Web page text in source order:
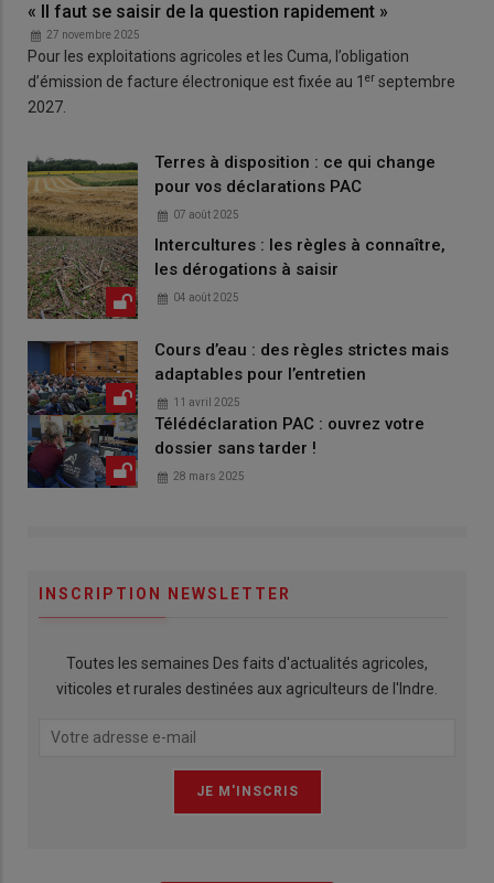
« Il faut se saisir de la question rapidement »
27 novembre 2025
Pour les exploitations agricoles et les Cuma, l’obligation
d’émission de facture électronique est fixée au 1 er septembre
2027.
Terres à disposition : ce qui change
pour vos déclarations PAC
07 août 2025
Intercultures : les règles à connaître,
les dérogations à saisir
04 août 2025
Cours d’eau : des règles strictes mais
adaptables pour l’entretien
11 avril 2025
Télédéclaration PAC : ouvrez votre
dossier sans tarder !
28 mars 2025
INSCRIPTION NEWSLETTER
Toutes les semaines Des faits d'actualités agricoles,
viticoles et rurales destinées aux agriculteurs de l'Indre.